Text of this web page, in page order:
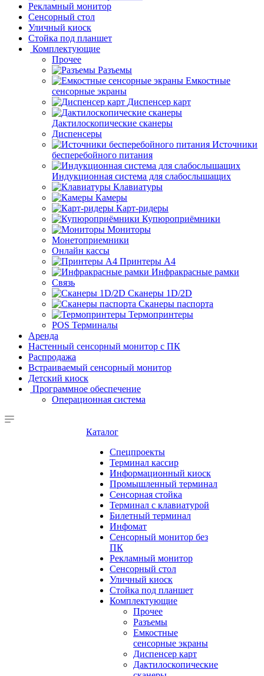
Рекламный монитор
Сенсорный стол
Уличный киоск
Стойка под планшет
Комплектующие
Прочее
Разъемы
Емкостные
сенсорные экраны
Диспенсер карт
Дактилоскопические сканеры
Диспенсеры
Источники
бесперебойного питания
Индукционная система для слабослышащих
Клавиатуры
Камеры
Карт-ридеры
Купюроприёмники
Мониторы
Монетоприемники
Онлайн кассы
Принтеры А4
Инфракрасные рамки
Связь
Сканеры 1D/2D
Сканеры паспорта
Термопринтеры
POS Терминалы
Аренда
Настенный сенсорный монитор с ПК
Распродажа
Встраиваемый сенсорный монитор
Детский киоск
Программное обеспечение
Операционная система
Каталог
Cпецпроекты
Терминал кассир
Информационный киоск
Промышленный терминал
Сенсорная стойка
Терминал с клавиатурой
Билетный терминал
Инфомат
Сенсорный монитор без
ПК
Рекламный монитор
Сенсорный стол
Уличный киоск
Стойка под планшет
Комплектующие
Прочее
Разъемы
Емкостные
сенсорные экраны
Диспенсер карт
Дактилоскопические